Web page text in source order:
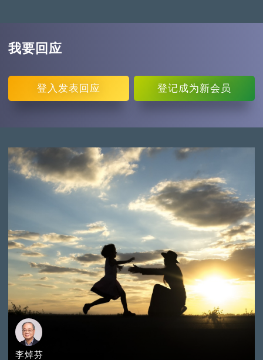
我要回应
登入 发表回应 登记成为新会员
李焯芬